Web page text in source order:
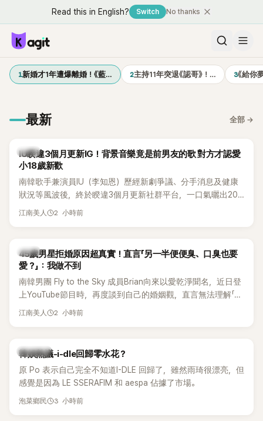
Read this in English? Switch No thanks
1新婚才1年遭爆離婚！《藍… 2主持11年突退《認哥》！… 3《給你
最新 全部 →
韓星
IU睽違3個月更新IG！背景音樂竟是前男友的歌 對方才認愛
小18歲新歡
南韓歌手兼演員IU（李知恩）歷經新劇爭議、分手消息及健康
狀況等風波後，終於睽違3個月更新社群平台，一口氣曬出20
張近況照，讓大批粉絲又驚又喜。不過，比起照片本身，更引
江南美人 2 小時前
韓星
45歲男星拒婚原因超真實！直言「另一半便便臭、口臭也要
愛？」：我做不到
南韓男團 Fly to the Sky 成員Brian向來以愛乾淨聞名，近日登
上YouTube節目時，再度談到自己的婚姻觀，直言無法理解「連
另一半的口臭、便便臭都要愛」這種說法，更大方表明自己是不
江南美人 2 小時前
熱議討論
韓娛熱議-i-dle回歸零水花？
原 Po 表示自己完全不知道I-DLE 回歸了，雖然雨琦很漂亮，但
感覺是因為 LE SSERAFIM 和 aespa 佔據了市場。
泡菜鄉民 3 小時前